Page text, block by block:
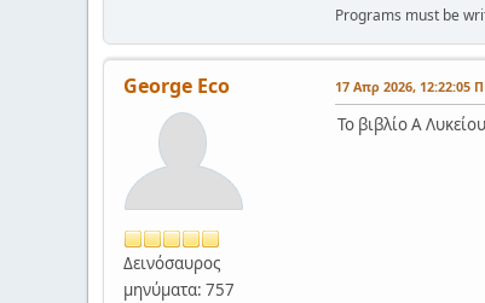
Programs must be
George Eco
Δεινόσαυρος
μηνύματα: 757
17 Απρ 2026, 12:22:05
Το βιβλίο Α